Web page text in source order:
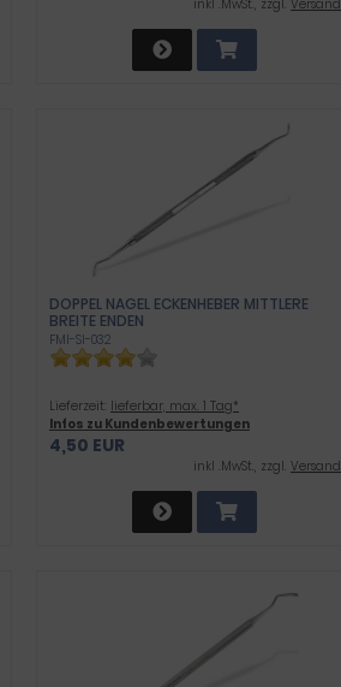
inkl .MwSt., zzgl. Versand
DOPPEL NAGEL ECKENHEBER MITTLERE
BREITE ENDEN
FMI-SI-032
Lieferzeit: lieferbar, max. 1 Tag*
Infos zu Kundenbewertungen
4,50 EUR
inkl .MwSt., zzgl. Versand